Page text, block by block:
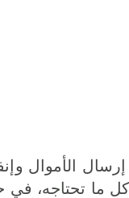
الأموال
كل ما تحتاجه،